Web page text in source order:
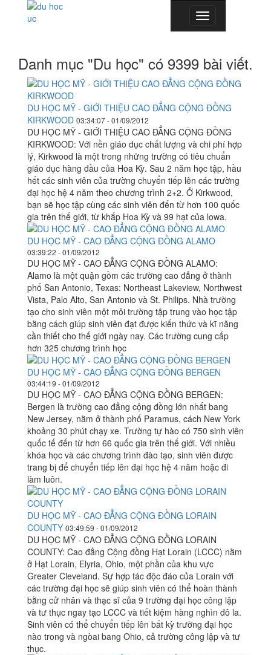
Toggle
navigation
Danh mục "Du học" có 9399 bài viết.
DU HỌC MỸ - GIỚI THIỆU CAO ĐẲNG CỘNG ĐỒNG
KIRKWOOD 03:34:07 - 01/09/2012
DU HỌC MỸ - GIỚI THIỆU CAO ĐẲNG CỘNG ĐỒNG
KIRKWOOD: Với nền giáo dục chất lượng và chi phí hợp
lý, Kirkwood là một trong những trường có tiêu chuẩn
giáo dục hàng đầu của Hoa Kỳ. Sau 2 năm học tập, hầu
hết các sinh viên của trường chuyển tiếp lên các trường
đại học hệ 4 năm theo chương trình 2+2. Ở Kirkwood,
bạn sẽ học tập cùng các sinh viên đến từ hơn 100 quốc
gia trên thế giới, từ khắp Hoa Kỳ và 99 hạt của lowa.
DU HỌC MỸ - CAO ĐẲNG CỘNG ĐỒNG ALAMO
03:39:22 - 01/09/2012
DU HỌC MỸ - CAO ĐẲNG CỘNG ĐỒNG ALAMO:
Alamo là một quận gồm các trường cao đẳng ở thành
phố San Antonio, Texas: Northeast Lakeview, Northwest
Vista, Palo Alto, San Antonio và St. Philips. Nhà trường
tạo cho sinh viên một môi trường tập trung vào học tập
bằng cách giúp sinh viên đạt được kiến thức và kĩ năng
cần thiết cho thế giới ngày nay. Các trường cung cấp
hơn 325 chương trình học
DU HỌC MỸ - CAO ĐẲNG CỘNG ĐỒNG BERGEN
03:44:19 - 01/09/2012
DU HỌC MỸ - CAO ĐẲNG CỘNG ĐỒNG BERGEN:
Bergen là trường cao đẳng cộng đồng lớn nhất bang
New Jersey, nằm ở thành phố Paramus, cách New York
khoảng 30 phút chạy xe. Trường tự hào có 750 sinh viên
quốc tế đến từ hơn 66 quốc gia trên thế giới. Với nhiều
khóa học và các chương trình đào tạo, sinh viên được
trang bị để chuyển tiếp lên đại học hệ 4 năm hoặc đi
làm luôn.
DU HỌC MỸ - CAO ĐẲNG CỘNG ĐỒNG LORAIN
COUNTY 03:49:59 - 01/09/2012
DU HỌC MỸ - CAO ĐẲNG CỘNG ĐỒNG LORAIN
COUNTY: Cao đẳng Cộng đồng Hạt Lorain (LCCC) nằm
ở Hạt Lorain, Elyria, Ohio, một phần của khu vực
Greater Cleveland. Sự hợp tác độc đáo của Lorain với
các trường đại học sẽ giúp sinh viên có thể hoàn thành
bằng cử nhân và thạc sĩ của 9 trường đại học công lập
và tư thục ngay tạo LCCC và tiết kiệm hàng nghìn đô la.
Sinh viên có thể chuyển tiếp lên bất kỳ trường đại học
nào trong và ngòai bang Ohio, cả trường công lập và tư
thục.